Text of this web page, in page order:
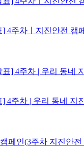
4주차ㅣ지진안전 캠
4주차 | 우리 동네 지